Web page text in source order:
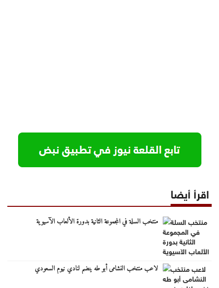
اقرأ أيضا
منتخب السلة في المجموعة الثانية بدورة الألعاب الآسيوية
لاعب منتخب النشامى أبو طه ينضم لنادي نيوم السعودي